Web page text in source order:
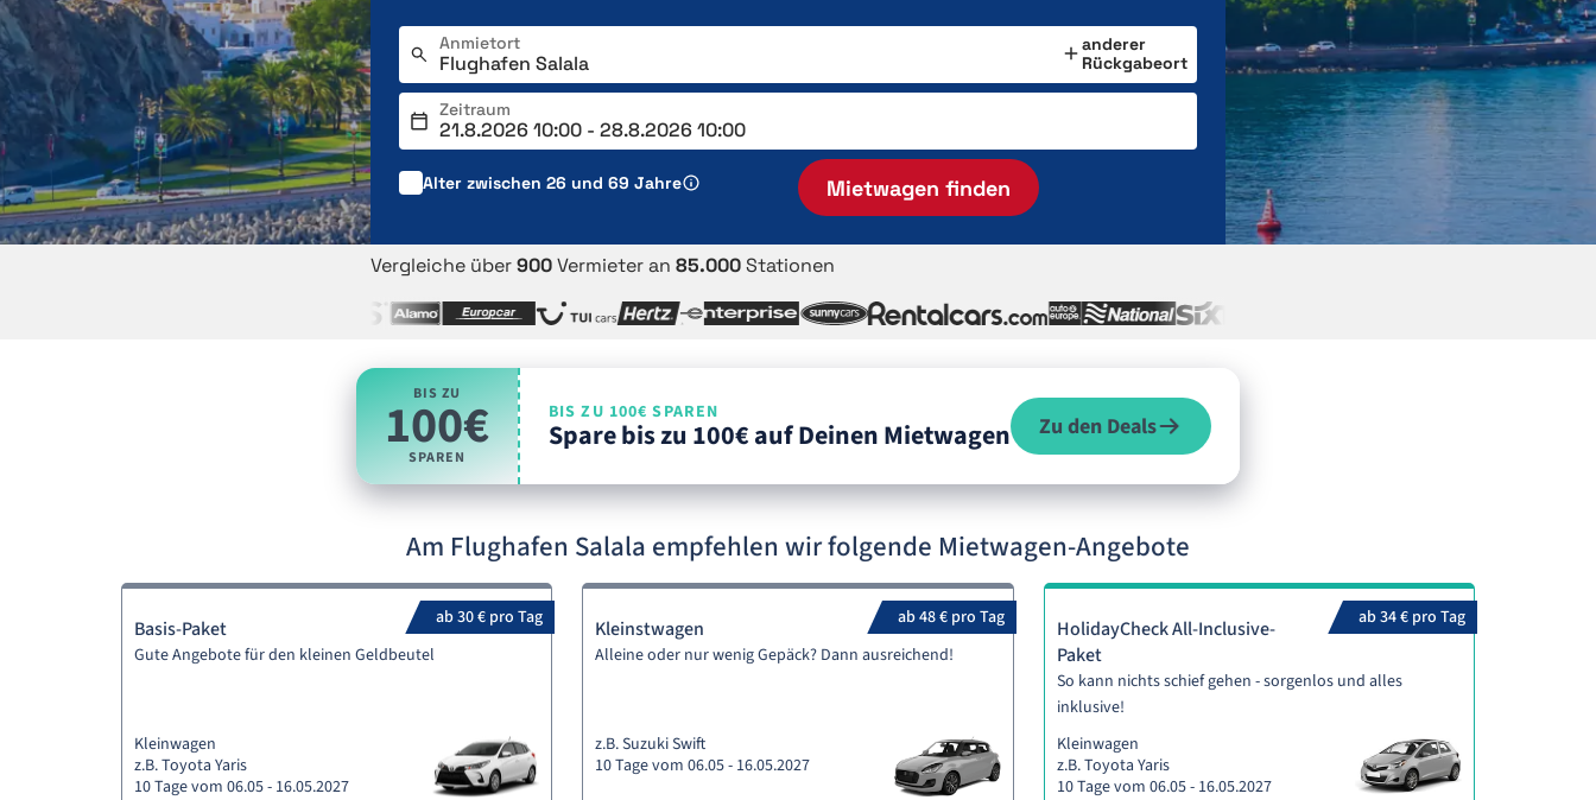
Anmietort
anderer
Rückgabeort
Zeitraum
Alter zwischen 26 und 69 Jahre Mietwagen finden
Vergleiche über900Vermieter an 85.000Stationen
BIS ZU
100€
SPAREN
BIS ZU 100€ SPAREN
Spare bis zu 100€ auf Deinen Mietwagen Zu den Deals
Am Flughafen Salala empfehlen wir folgende Mietwagen-Angebote
ab 30 € pro Tag
Basis-Paket
Gute Angebote für den kleinen Geldbeutel
Kleinwagen
z.B. Toyota Yaris
10 Tage vom 06.05 - 16.05.2027
ab 48 € pro Tag
Kleinstwagen
Alleine oder nur wenig Gepäck? Dann ausreichend!
z.B. Suzuki Swift
10 Tage vom 06.05 - 16.05.2027
ab 34 € pro Tag
HolidayCheck All-Inclusive-
Paket
So kann nichts schief gehen - sorgenlos und alles
inklusive!
Kleinwagen
z.B. Toyota Yaris
10 Tage vom 06.05 - 16.05.2027